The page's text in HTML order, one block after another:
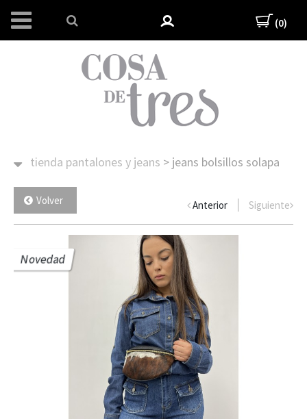
(0)
tienda pantalones y jeans > jeans bolsillos solapa
Volver Anterior Siguiente
Novedad